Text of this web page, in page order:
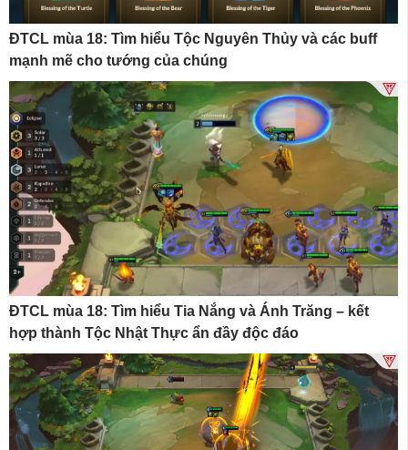
ĐTCL mùa 18: Tìm hiểu Tộc Nguyên Thủy và các buff
mạnh mẽ cho tướng của chúng
ĐTCL mùa 18: Tìm hiểu Tia Nắng và Ánh Trăng – kết
hợp thành Tộc Nhật Thực ẩn đầy độc đáo